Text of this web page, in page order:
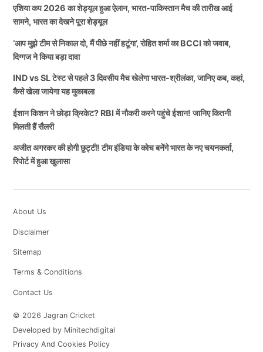
एशिया कप 2026 का शेड्यूल हुआ ऐलान, भारत-पाकिस्तान मैच की तारीख आई
सामने, भारत का देखने पूरा शेड्यूल
‘आप मुझे टीम से निकाल दो, मैं पीछे नहीं हटूंगा’, रोहित शर्मा का BCCI को जवाब,
दिग्गज ने किया बड़ा दावा
IND vs SL टेस्ट से पहले 3 दिवसीय मैच खेलेगा भारत-श्रीलंका, जानिए कब, कहां,
कैसे खेला जायेगा यह मुकाबला
ईशान किशन ने छोड़ा क्रिकेट? RBI में नौकरी करने पहुंचे ईशान! जानिए कितनी
मिलती हैं सैलरी
अजीत अगरकर की होगी छुट्टी! टीम इंडिया के कोच बनेंगे भारत के नए चयनकर्ता,
रिपोर्ट में हुआ खुलासा
About Us
Disclaimer
Sitemap
Terms & Conditions
Contact Us
© 2026 Jagran Cricket
Developed by Minitechdigital
Privacy And Cookies Policy